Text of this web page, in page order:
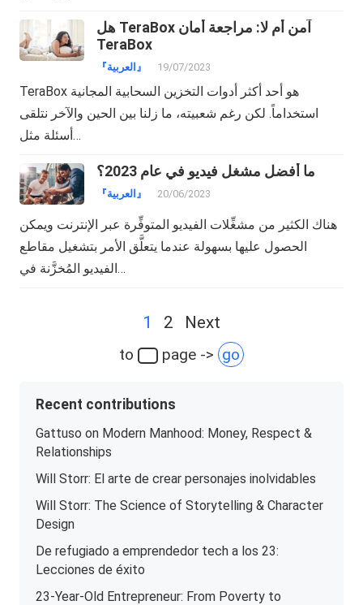
هل TeraBox آمن أم لا: مراجعة أمان
TeraBox
『العربية』 19/07/2023
TeraBox هو أحد أكثر أدوات التخزين السحابية المجانية
استخداماً. لكن رغم شعبيته، ما زلنا بين الحين والآخر نتلقى
أسئلة مثل…
ما أفضل مشغل فيديو في عام 2023؟
『العربية』 20/06/2023
هناك الكثير من مشغِّلات الفيديو المتوفِّرة عبر الإنترنت ويمكن
الحصول عليها بسهولة عندما يتعلَّق الأمر بتشغيل مقاطع
الفيديو المُخزَّنة في…
1 2 Next
to page -> go
Recent contributions
Gattuso on Modern Manhood: Money, Respect &
Relationships
Will Storr: El arte de crear personajes inolvidables
Will Storr: The Science of Storytelling & Character
Design
De refugiado a emprendedor tech a los 23:
Lecciones de éxito
23-Year-Old Entrepreneur: From Poverty to